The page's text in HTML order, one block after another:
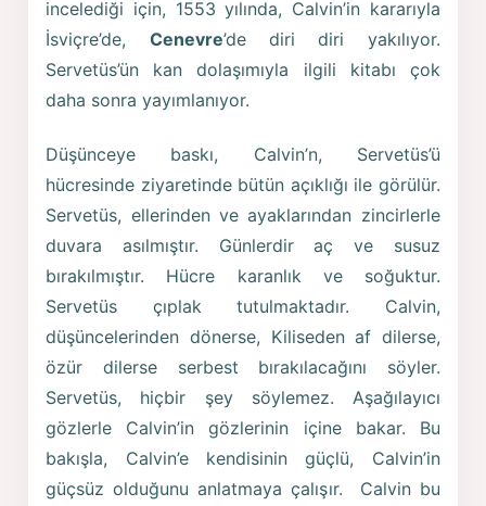
incelediği için, 1553 yılında, Calvin’in kararıyla
İsviçre’de, Cenevre’de diri diri yakılıyor.
Servetüs’ün kan dolaşımıyla ilgili kitabı çok
daha sonra yayımlanıyor.
Düşünceye baskı, Calvin’n, Servetüs’ü
hücresinde ziyaretinde bütün açıklığı ile görülür.
Servetüs, ellerinden ve ayaklarından zincirlerle
duvara asılmıştır. Günlerdir aç ve susuz
bırakılmıştır. Hücre karanlık ve soğuktur.
Servetüs çıplak tutulmaktadır. Calvin,
düşüncelerinden dönerse, Kiliseden af dilerse,
özür dilerse serbest bırakılacağını söyler.
Servetüs, hiçbir şey söylemez. Aşağılayıcı
gözlerle Calvin’in gözlerinin içine bakar. Bu
bakışla, Calvin’e kendisinin güçlü, Calvin’in
güçsüz olduğunu anlatmaya çalışır. Calvin bu